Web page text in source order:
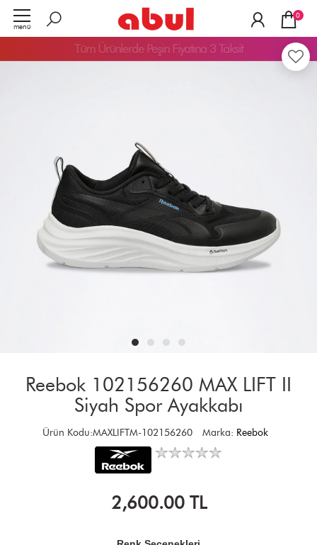
menü
0
Tüm Ürünlerde Peşin Fiyatına 3 Taksit
Reebok 102156260 MAX LIFT II
Siyah Spor Ayakkabı
Ürün Kodu:MAXLIFTM-102156260 Marka: Reebok
2,600.00TL